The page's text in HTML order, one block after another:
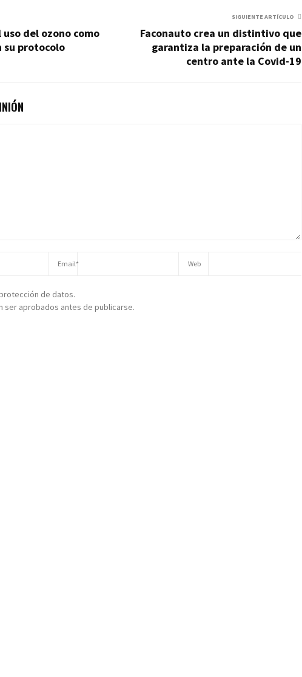
del ozono como
protocolo
SIGUIENTE ARTÍCULO
Faconauto crea un distintivo que
garantiza la preparación de un
centro ante la Covid-19
de datos.
ser aprobados antes de publicarse.